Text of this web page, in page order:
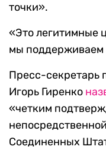
точки».
«Это легитимные
мы поддерживаем
Пресс-секретарь
Игорь Гиренко
«четким
Соединенных